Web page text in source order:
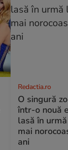
Redactia.ro
O singură
într-o nouă
lasă în
mai
ani